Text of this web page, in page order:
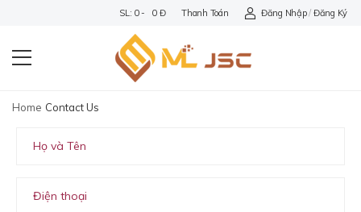
SL: 0 - 0 Đ Thanh Toán Đăng Nhập / Đăng Ký
Home Contact Us